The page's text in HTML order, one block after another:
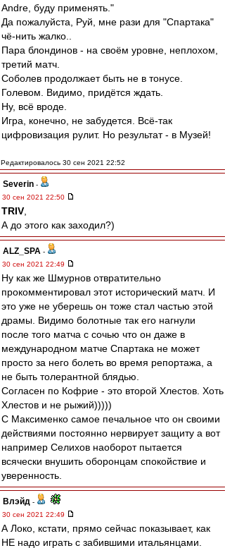
Andre, буду применять."
Да пожалуйста, Руй, мне рази для "Спартака"
чё-нить жалко..
Пара блондинов - на своём уровне, неплохом,
третий матч.
Соболев продолжает быть не в тонусе.
Голевом. Видимо, придётся ждать.
Ну, всё вроде.
Игра, конечно, не забудется. Всё-так
цифровизация рулит. Но результат - в Музей!
Редактировалось 30 сен 2021 22:52
Severin -
30 сен 2021 22:50
TRIV
А до этого как заходил?)
ALZ_SPA -
30 сен 2021 22:49
Ну как же Шмурнов отвратительно
прокомментировал этот исторический матч. И
это уже не уберешь он тоже стал частью этой
драмы. Видимо болотные так его нагнули
после того матча с сочью что он даже в
международном матче Спартака не может
просто за него болеть во время репортажа, а
не быть толерантной блядью.
Согласен по Кофрие - это второй Хлестов. Хоть
Хлестов и не рыжий)))))
С Максименко самое печальное что он своими
действиями постоянно нервирует защиту а вот
например Селихов наоборот пытается
всячески внушить оборонцам спокойствие и
уверенность.
Влэйд -
30 сен 2021 22:49
А Локо, кстати, прямо сейчас показывает, как
НЕ надо играть с забившими итальянцами.